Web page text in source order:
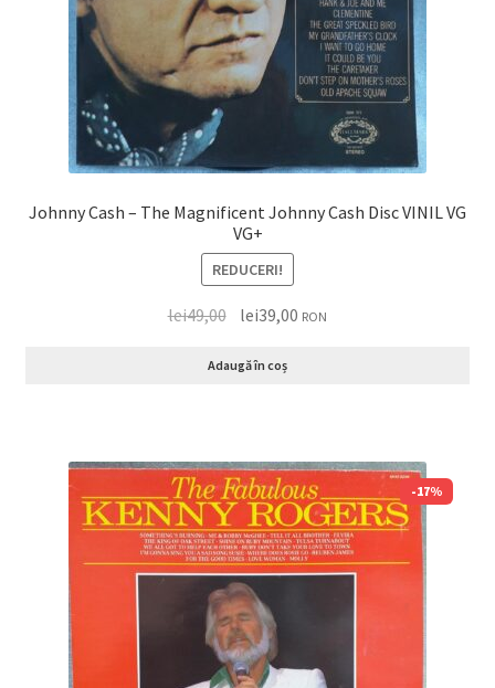
Johnny Cash – The Magnificent Johnny Cash Disc VINIL VG
VG+
REDUCERI!
lei49,00 lei39,00 RON
Adaugă în coș
-17%